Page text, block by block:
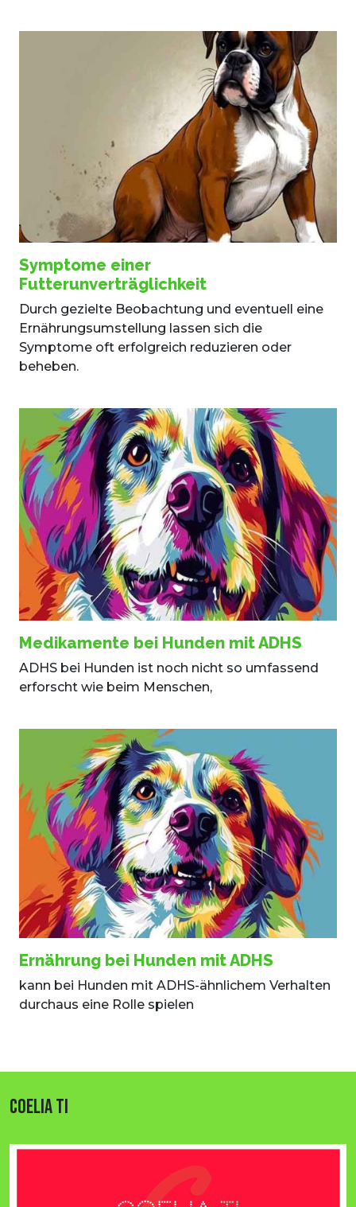
Symptome einer
Futterunverträglichkeit
Durch gezielte Beobachtung und eventuell eine
Ernährungsumstellung lassen sich die
Symptome oft erfolgreich reduzieren oder
beheben.
Medikamente bei Hunden mit ADHS
ADHS bei Hunden ist noch nicht so umfassend
erforscht wie beim Menschen,
Ernährung bei Hunden mit ADHS
kann bei Hunden mit ADHS-ähnlichem Verhalten
durchaus eine Rolle spielen
COELIA TI